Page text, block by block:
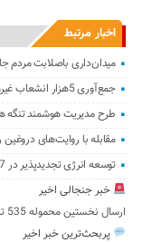
اخبار مرتبط
میدان‌داری باصلابت مردم
جمع‌آوری 5هزار انشعاب غیرمجاز در اردبیل
طرح مدیریت هوشمند تنگه
مقابله با روایت‌های
توسعه انرژی تجدیدپذیر در 317 مدرسه اردبیل
خبر جنجالی اخیر
ارسال نخستین محموله 535 تنی قیر از قم به مقاصد صادراتی
پربحث‌ترین خبر اخیر